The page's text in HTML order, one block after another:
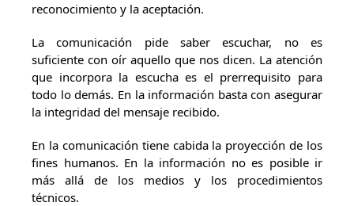
reconocimiento y la aceptación.
La comunicación pide saber escuchar, no es
suficiente con oír aquello que nos dicen. La atención
que incorpora la escucha es el prerrequisito para
todo lo demás. En la información basta con asegurar
la integridad del mensaje recibido.
En la comunicación tiene cabida la proyección de los
fines humanos. En la información no es posible ir
más allá de los medios y los procedimientos
técnicos.